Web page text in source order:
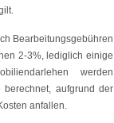
Bearbeitungsgebühren
2-3%, lediglich einige
werden
aufgrund der
anfallen.